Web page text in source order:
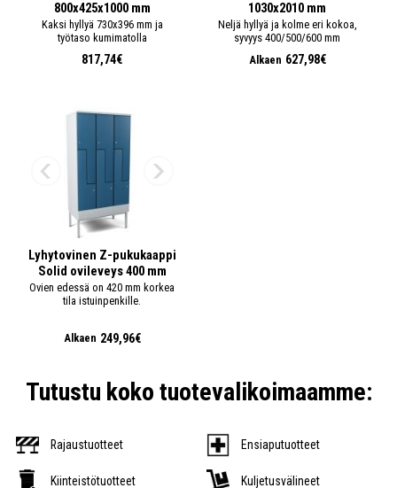
800x425x1000 mm
Kaksi hyllyä 730x396 mm ja
työtaso kumimatolla
817,74€
1030x2010 mm
Neljä hyllyä ja kolme eri kokoa,
syvyys 400/500/600 mm
Alkaen 627,98€
Lyhytovinen Z-pukukaappi
Solid ovileveys 400 mm
Ovien edessä on 420 mm korkea
tila istuinpenkille.
Alkaen 249,96€
Tutustu koko tuotevalikoimaamme:
Rajaustuotteet Ensiaputuotteet
Kiinteistötuotteet Kuljetusvälineet